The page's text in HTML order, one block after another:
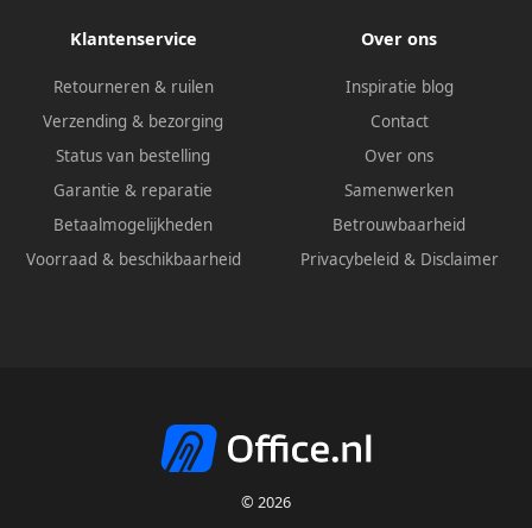
Klantenservice
Retourneren & ruilen
Verzending & bezorging
Status van bestelling
Garantie & reparatie
Betaalmogelijkheden
Voorraad & beschikbaarheid
Over ons
Inspiratie blog
Contact
Over ons
Samenwerken
Betrouwbaarheid
Privacybeleid & Disclaimer
© 2026